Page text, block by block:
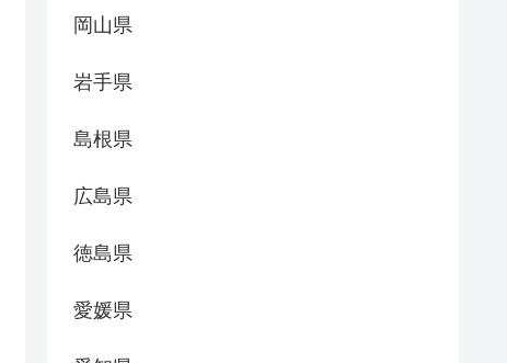
岡山県
岩手県
島根県
広島県
徳島県
愛媛県